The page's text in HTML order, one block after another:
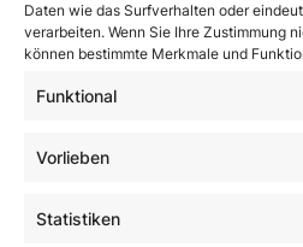
Daten wie das Surfverhalten oder
verarbeiten. Wenn Sie Ihre Zustimmung
können bestimmte Merkmale und
Funktional
Vorlieben
Statistiken
Wir brauchen heilige